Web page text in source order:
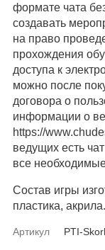
формате чата
создавать
на право
прохождения
доступа к
можно после
договора о
информации о
https://
ведущих есть
все
Состав игры
пластика, акрила.
Артикул PTI-